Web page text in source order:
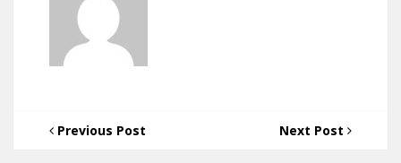
Previous Post Next Post